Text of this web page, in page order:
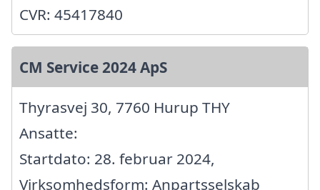
CVR: 45417840
CM Service 2024 ApS
Thyrasvej 30, 7760 Hurup THY
Ansatte:
Startdato: 28. februar 2024,
Virksomhedsform: Anpartsselskab